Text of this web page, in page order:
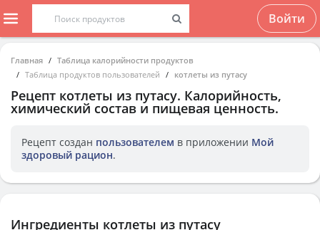
Войти
Главная
Таблица калорийности продуктов
Таблица продуктов пользователей
котлеты из путасу
Рецепт котлеты из путасу. Калорийность,
химический состав и пищевая ценность.
Рецепт создан пользователем в приложении Мой
здоровый рацион.
Ингредиенты котлеты из путасу